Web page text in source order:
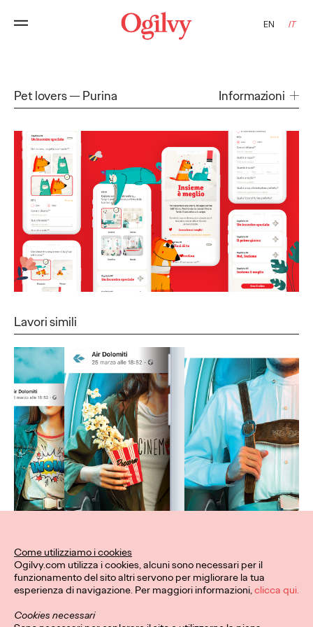
EN IT
Pet lovers Purina Informazioni
Lavori simili
Come utilizziamo i cookies
Ogilvy.com utilizza i cookies, alcuni sono necessari per il
funzionamento del sito altri servono per migliorare la tua
esperienza di navigazione. Per maggiori informazioni,clicca qui.
Cookies necessari